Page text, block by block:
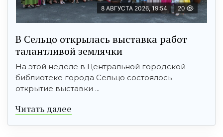
8 АВГУСТА 2026, 19:54 20
В Сельцо открылась выставка работ
талантливой землячки
На этой неделе в Центральной городской
библиотеке города Сельцо состоялось
открытие выставки ...
Читать далее